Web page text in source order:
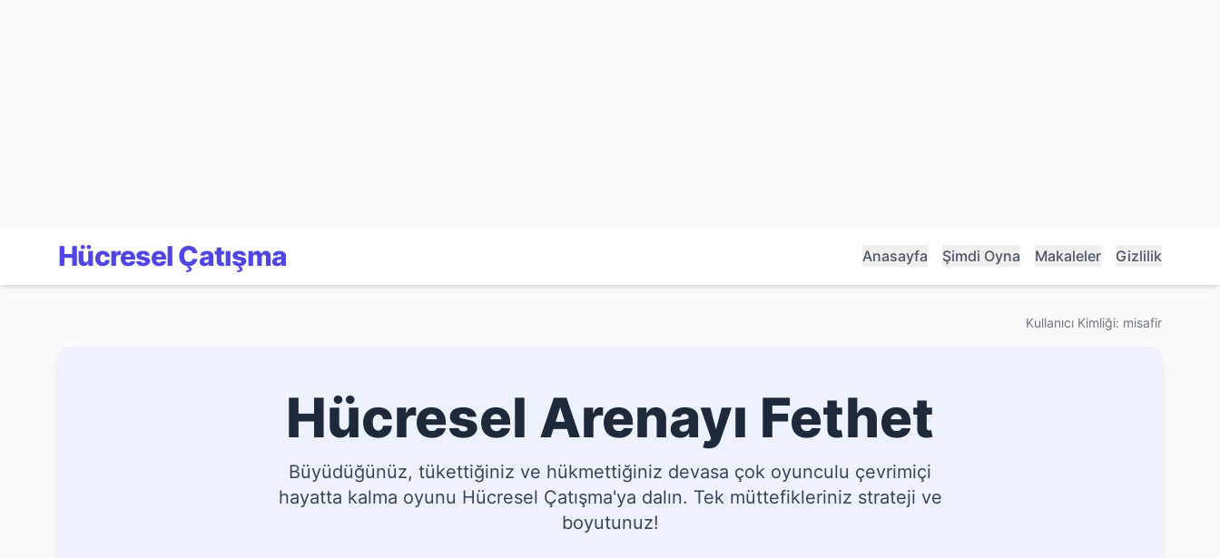
Hücresel Çatışma Anasayfa Şimdi Oyna Makaleler Gizlilik
Kullanıcı Kimliği: misafir
Hücresel Arenayı Fethet
Büyüdüğünüz, tükettiğiniz ve hükmettiğiniz devasa çok oyunculu çevrimiçi
hayatta kalma oyunu Hücresel Çatışma'ya dalın. Tek müttefikleriniz strateji ve
boyutunuz!